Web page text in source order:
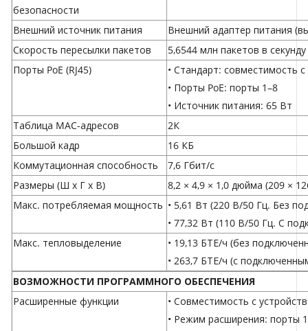
безопасности
Внешний источник питания
Внешний адаптер питания
Скорость пересылки пакетов
5,6544 млн пакетов в секунду
Порты PoE (RJ45)
• Стандарт: совместимость
• Порты PoE: порты 1–8
• Источник питания: 65 Вт
Таблица MAC-адресов
2К
Большой кадр
16 КБ
Коммутационная способность
7,6 Гбит/с
Размеры (Ш x Г x В)
8,2 × 4,9 × 1,0 дюйма (209 ×
Макс. потребляемая мощность • 5,61 Вт (220 В/50 Гц. Без
• 77,32 Вт (110 В/50 Гц. С
Макс. тепловыделение
• 19,13 БТЕ/ч (без
• 263,7 БТЕ/ч (с
ВОЗМОЖНОСТИ ПРОГРАММНОГО ОБЕСПЕЧЕНИЯ
Расширенные функции
• Совместимость с
• Режим расширения: порты